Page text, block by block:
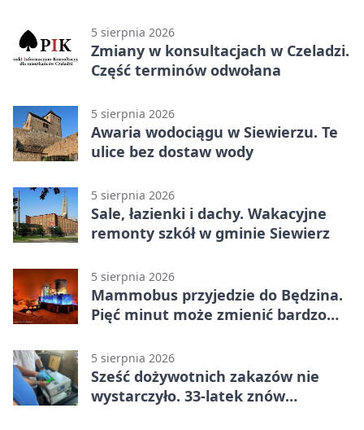
5 sierpnia 2026
Zmiany w konsultacjach w Czeladzi.
Część terminów odwołana
5 sierpnia 2026
Awaria wodociągu w Siewierzu. Te
ulice bez dostaw wody
5 sierpnia 2026
Sale, łazienki i dachy. Wakacyjne
remonty szkół w gminie Siewierz
5 sierpnia 2026
Mammobus przyjedzie do Będzina.
Pięć minut może zmienić bardzo
5 sierpnia 2026
Sześć dożywotnich zakazów nie
wystarczyło. 33-latek znów